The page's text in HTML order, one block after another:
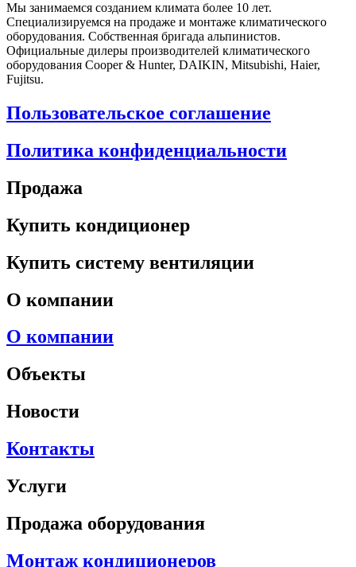
Мы занимаемся созданием климата более 10 лет.
Специализируемся на продаже и монтаже климатического
оборудования. Собственная бригада альпинистов.
Официальные дилеры производителей климатического
оборудования Cooper & Hunter, DAIKIN, Mitsubishi, Haier,
Fujitsu.
Пользовательское соглашение
Политика конфиденциальности
Продажа
Купить кондиционер
Купить систему вентиляции
О компании
О компании
Объекты
Новости
Контакты
Услуги
Продажа оборудования
Монтаж кондиционеров